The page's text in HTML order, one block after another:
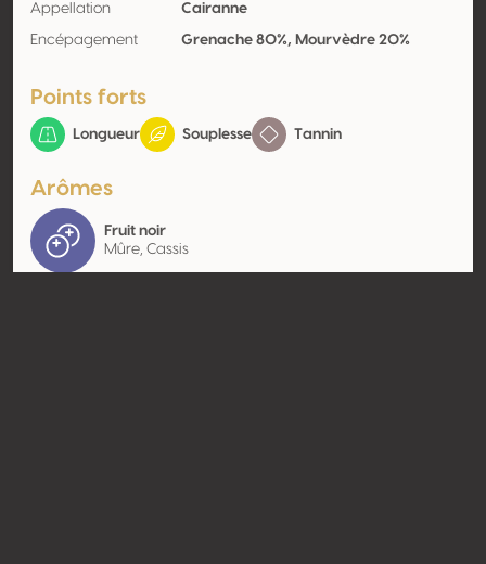
Appellation Cairanne
Encépagement Grenache 80%, Mourvèdre 20%
Points forts
Longueur Souplesse Tannin
Arômes
Fruit noir
Mûre, Cassis